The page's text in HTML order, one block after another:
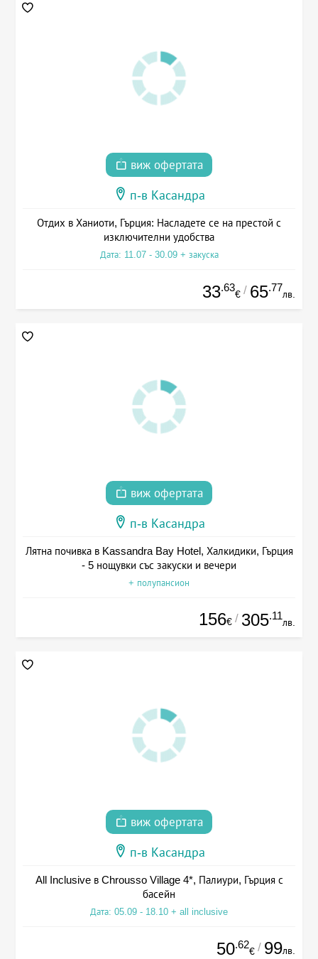
виж офертата
п-в Касандра
Отдих в Ханиоти, Гърция: Насладете се на престой с
изключителни удобства
Дата: 11.07 - 30.09 + закуска
33.63
€ / 65.77
лв.
виж офертата
п-в Касандра
Лятна почивка в Kassandra Bay Hotel, Халкидики, Гърция
- 5 нощувки със закуски и вечери
+ полупансион
156€ / 305.11
лв.
виж офертата
п-в Касандра
All Inclusive в Chrousso Village 4*, Палиури, Гърция с
басейн
Дата: 05.09 - 18.10 + all inclusive
50.62
€ / 99лв.